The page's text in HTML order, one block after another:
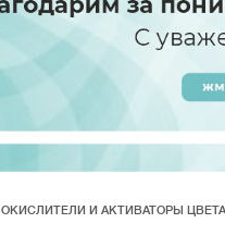
ОКИСЛИТЕЛИ И АКТИВАТОРЫ ЦВЕТА